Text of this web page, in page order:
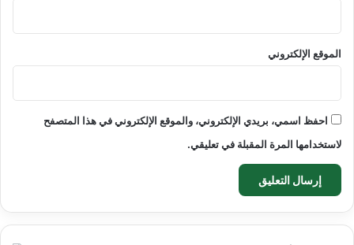
الموقع الإلكتروني
احفظ اسمي، بريدي الإلكتروني، والموقع الإلكتروني في هذا المتصفح
لاستخدامها المرة المقبلة في تعليقي.